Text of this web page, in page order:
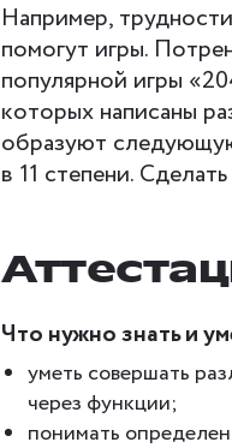
Например,
помогут игры.
популярной игры
которых написаны
образуют
в 11 степени.
Что нужно знать и
уметь совершать
через функции;
понимать